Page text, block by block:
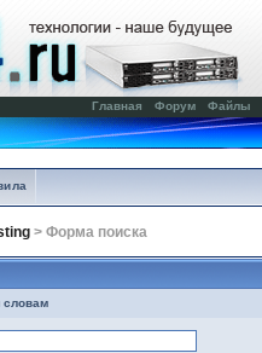
Главная Форум Файлы
> Форма поиска